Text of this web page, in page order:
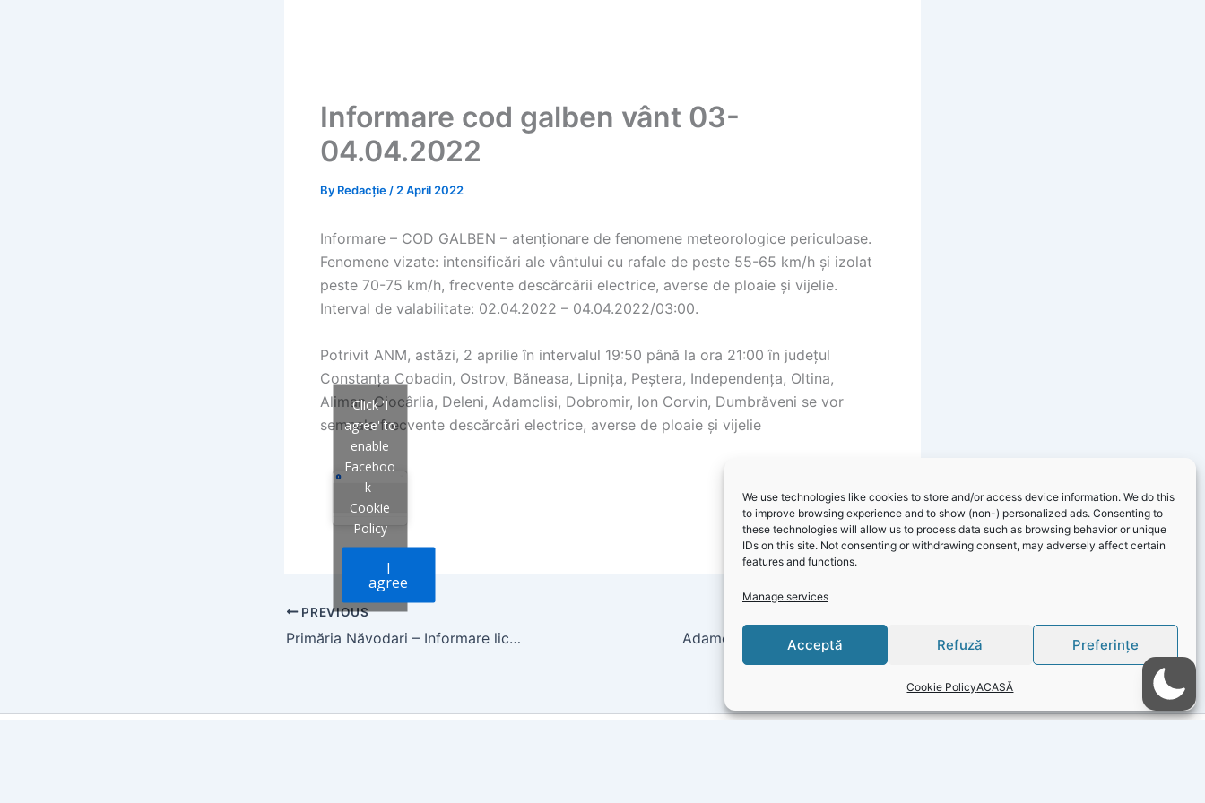
We use technologies like cookies to store and/or access device information. We do this
to improve browsing experience and to show (non-) personalized ads. Consenting to
these technologies will allow us to process data such as browsing behavior or unique
IDs on this site. Not consenting or withdrawing consent, may adversely affect certain
features and functions.
Manage services
Acceptă Refuză Preferințe
Cookie PolicyACASĂ
Informare cod galben vânt 03-
04.04.2022
By Redacție/2 April 2022
Informare – COD GALBEN – atenționare de fenomene meteorologice periculoase.
Fenomene vizate: intensificări ale vântului cu rafale de peste 55-65 km/h și izolat
peste 70-75 km/h, frecvente descărcării electrice, averse de ploaie și vijelie.
Interval de valabilitate: 02.04.2022 – 04.04.2022/03:00.
Potrivit ANM, astăzi, 2 aprilie în intervalul 19:50 până la ora 21:00 în județul
Constanța Cobadin, Ostrov, Băneasa, Lipnița, Peștera, Independența, Oltina,
Aliman, Ciocârlia, Deleni, Adamclisi, Dobromir, Ion Corvin, Dumbrăveni se vor
semnala frecvente descărcări electrice, averse de ploaie și vijelie
Click 'I
agree' to
enable
Faceboo
k
Cookie
Policy
I
agree
PREVIOUS
Primăria Năvodari – Informare licitaţii publice în vederea închirierii următoarelor spații cu destinația de birouri